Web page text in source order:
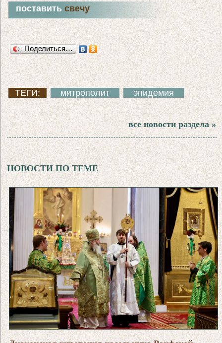
поставитьсвечу
Поделиться…
ТЕГИ: митрополит эпидемия
все новости раздела »
НОВОСТИ ПО ТЕМЕ